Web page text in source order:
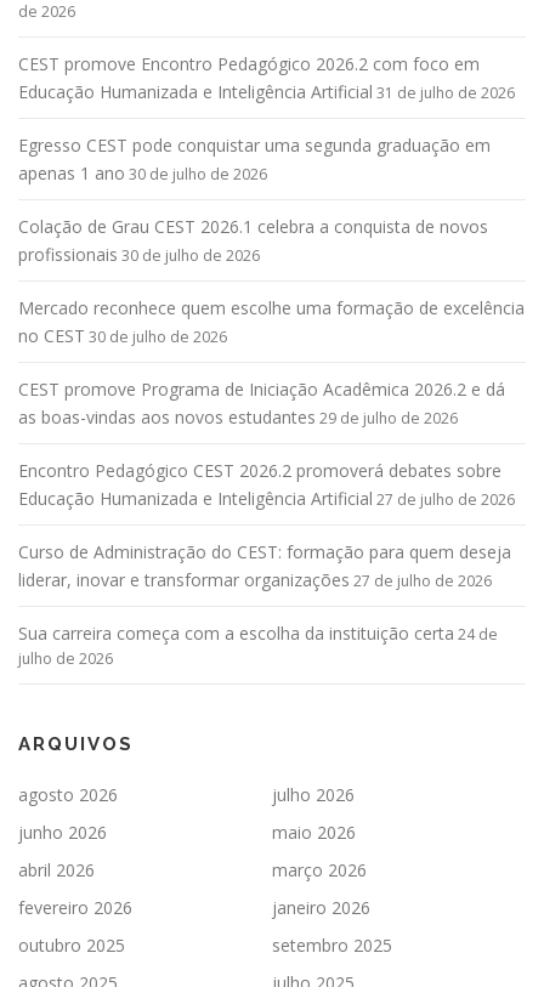
de 2026
CEST promove Encontro Pedagógico 2026.2 com foco em
Educação Humanizada e Inteligência Artificial 31 de julho de 2026
Egresso CEST pode conquistar uma segunda graduação em
apenas 1 ano 30 de julho de 2026
Colação de Grau CEST 2026.1 celebra a conquista de novos
profissionais 30 de julho de 2026
Mercado reconhece quem escolhe uma formação de excelência
no CEST 30 de julho de 2026
CEST promove Programa de Iniciação Acadêmica 2026.2 e dá
as boas-vindas aos novos estudantes 29 de julho de 2026
Encontro Pedagógico CEST 2026.2 promoverá debates sobre
Educação Humanizada e Inteligência Artificial 27 de julho de 2026
Curso de Administração do CEST: formação para quem deseja
liderar, inovar e transformar organizações 27 de julho de 2026
Sua carreira começa com a escolha da instituição certa 24 de
julho de 2026
ARQUIVOS
agosto 2026
julho 2026
junho 2026
maio 2026
abril 2026
março 2026
fevereiro 2026
janeiro 2026
outubro 2025
setembro 2025